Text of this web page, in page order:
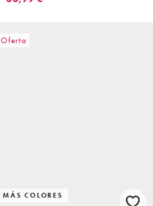
Oferta
MÁS COLORES